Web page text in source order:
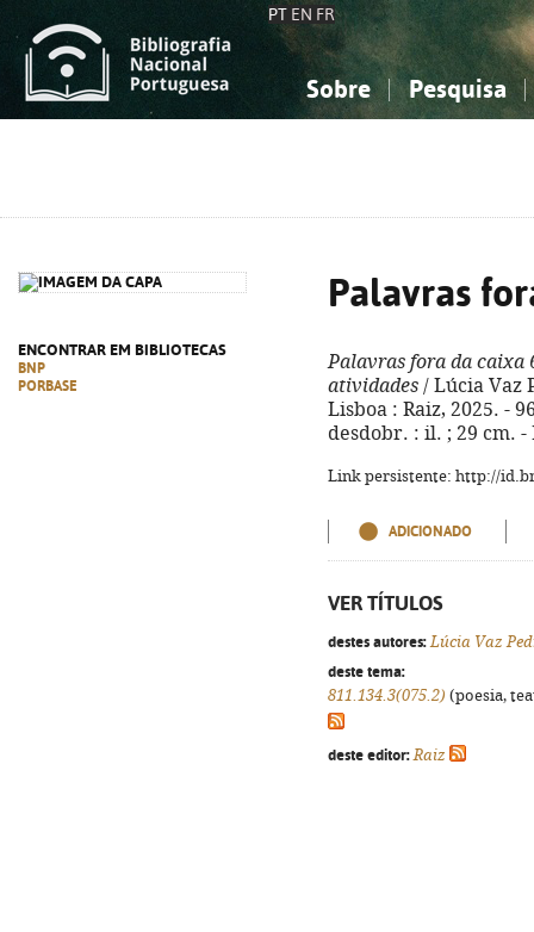
PT EN FR
Sobre Pesquisa
ENCONTRAR EM BIBLIOTECAS
BNP
PORBASE
Palavras
Palavras fora da caixa
atividades / Lúcia Vaz
Lisboa : Raiz, 2025. -
desdobr. : il. ; 29 cm. -
Link persistente: http://
ADICIONADO
VER TÍTULOS
destes autores: Lúcia Vaz
deste tema:
811.134.3(075.2) (poesia,
deste editor: Raiz